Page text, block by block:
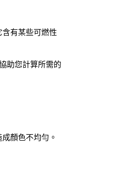
有某些可燃性
助您計算所需的
顏色不均勻。